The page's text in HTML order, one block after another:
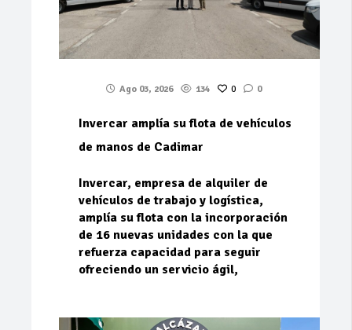
Ago 03, 2026 134 0 0
Invercar amplía su flota de vehículos
de manos de Cadimar
Invercar, empresa de alquiler de
vehículos de trabajo y logística,
amplía su flota con la incorporación
de 16 nuevas unidades con la que
refuerza capacidad para seguir
ofreciendo un servicio ágil,